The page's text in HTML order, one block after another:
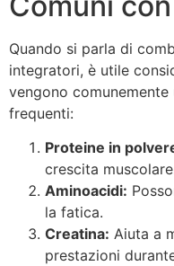
Quando si parla di
integratori, è utile
vengono
frequenti:
Proteine in
crescita
Aminoacidi:
la fatica.
Creatina: Aiuta a
prestazioni